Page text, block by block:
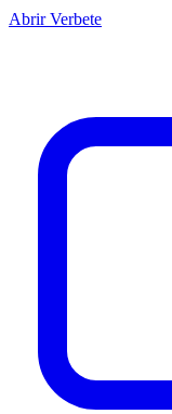
Abrir Verbete